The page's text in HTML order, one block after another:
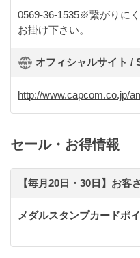
0569-36-1535※繋がりに
お掛け下さい。
オフィシャルサイト /
http://www.capcom.co.jp/
セール・お得情報
【毎月20日・30日】お客
メダルスタンプカードポ